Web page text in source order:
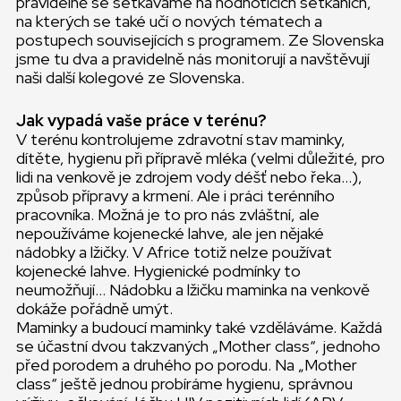
na kterých se také učí o nových tématech a
postupech souvisejících s programem. Ze Slovenska
jsme tu dva a pravidelně nás monitorují a navštěvují
naši další kolegové ze Slovenska.
Jak vypadá vaše práce v terénu?
V terénu kontrolujeme zdravotní stav maminky,
dítěte, hygienu při přípravě mléka (velmi důležité, pro
lidi na venkově je zdrojem vody déšť nebo řeka…),
způsob přípravy a krmení. Ale i práci terénního
pracovníka. Možná je to pro nás zvláštní, ale
nepoužíváme kojenecké lahve, ale jen nějaké
nádobky a lžičky. V Africe totiž nelze používat
kojenecké lahve. Hygienické podmínky to
neumožňují… Nádobku a lžičku maminka na venkově
dokáže pořádně umýt.
Maminky a budoucí maminky také vzděláváme. Každá
se účastní dvou takzvaných „Mother class“, jednoho
před porodem a druhého po porodu. Na „Mother
class“ ještě jednou probíráme hygienu, správnou